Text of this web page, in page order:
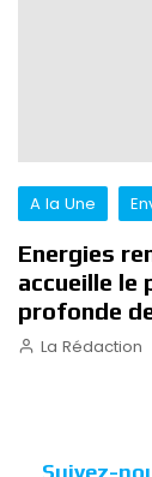
A la Une
Energies
accueille le
profonde
La Rédaction
Suivez-